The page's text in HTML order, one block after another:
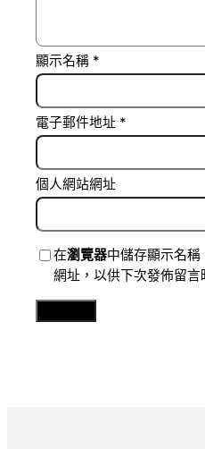
顯示名稱 *
電子郵件地址 *
個人網站網址
在瀏覽器中儲存顯示名
網址，以供下次發佈留言